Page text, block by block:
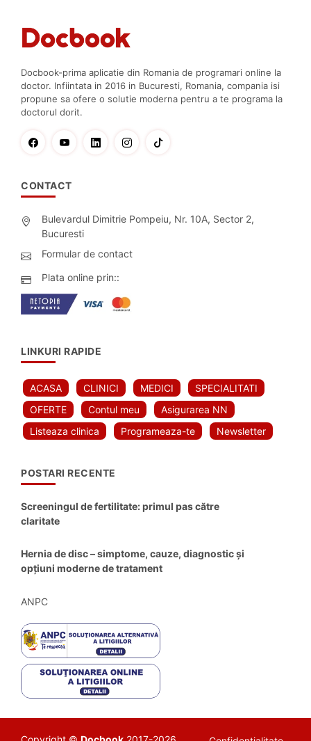
Docbook-prima aplicatie din Romania de programari online la
doctor. Infiintata in 2016 in Bucuresti, Romania, compania isi
propune sa ofere o solutie moderna pentru a te programa la
doctorul dorit.
CONTACT
Bulevardul Dimitrie Pompeiu, Nr. 10A, Sector 2,
Bucuresti
Formular de contact
Plata online prin::
LINKURI RAPIDE
ACASA CLINICI MEDICI
SPECIALITATI
OFERTE
Contul meu
Asigurarea NN
Listeaza clinica
Programeaza-te Newsletter
POSTARI RECENTE
Screeningul de fertilitate: primul pas către
claritate
Hernia de disc – simptome, cauze, diagnostic și
opțiuni moderne de tratament
ANPC